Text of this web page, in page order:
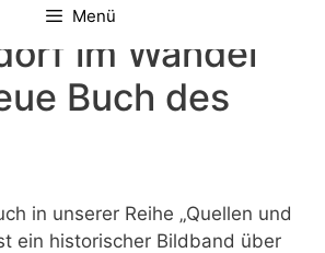
Menü
im Wandel“
Buch des
in unserer Reihe „Quellen und
ein historischer Bildband über